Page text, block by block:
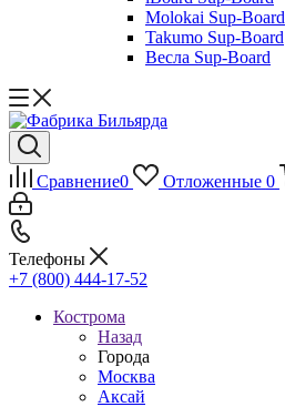
Molokai Sup-Board
Takumo Sup-Board
Весла Sup-Board
Сравнение0 Отложенные 0
Телефоны
+7 (800) 444-17-52
Кострома
Назад
Города
Москва
Аксай